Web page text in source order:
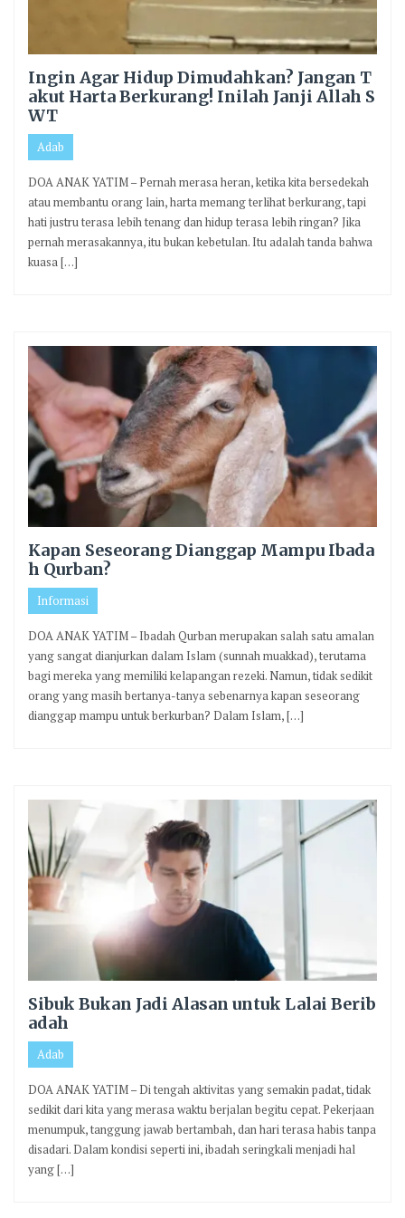
Ingin Agar Hidup Dimudahkan? Jangan T
akut Harta Berkurang! Inilah Janji Allah S
WT
Adab
DOA ANAK YATIM – Pernah merasa heran, ketika kita bersedekah
atau membantu orang lain, harta memang terlihat berkurang, tapi
hati justru terasa lebih tenang dan hidup terasa lebih ringan? Jika
pernah merasakannya, itu bukan kebetulan. Itu adalah tanda bahwa
kuasa […]
Kapan Seseorang Dianggap Mampu Ibada
h Qurban?
Informasi
DOA ANAK YATIM – Ibadah Qurban merupakan salah satu amalan
yang sangat dianjurkan dalam Islam (sunnah muakkad), terutama
bagi mereka yang memiliki kelapangan rezeki. Namun, tidak sedikit
orang yang masih bertanya-tanya sebenarnya kapan seseorang
dianggap mampu untuk berkurban? Dalam Islam, […]
Sibuk Bukan Jadi Alasan untuk Lalai Berib
adah
Adab
DOA ANAK YATIM – Di tengah aktivitas yang semakin padat, tidak
sedikit dari kita yang merasa waktu berjalan begitu cepat. Pekerjaan
menumpuk, tanggung jawab bertambah, dan hari terasa habis tanpa
disadari. Dalam kondisi seperti ini, ibadah seringkali menjadi hal
yang […]